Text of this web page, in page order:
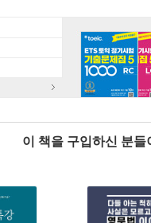
이 책을 구입하신 분